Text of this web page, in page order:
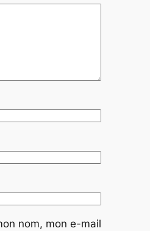
nom, mon e-mail